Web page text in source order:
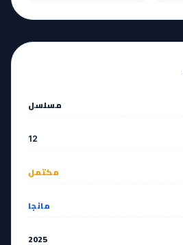
آخر حلقة 🔥
12
EP
مسلسل
12
مكتمل
مانجا
2025